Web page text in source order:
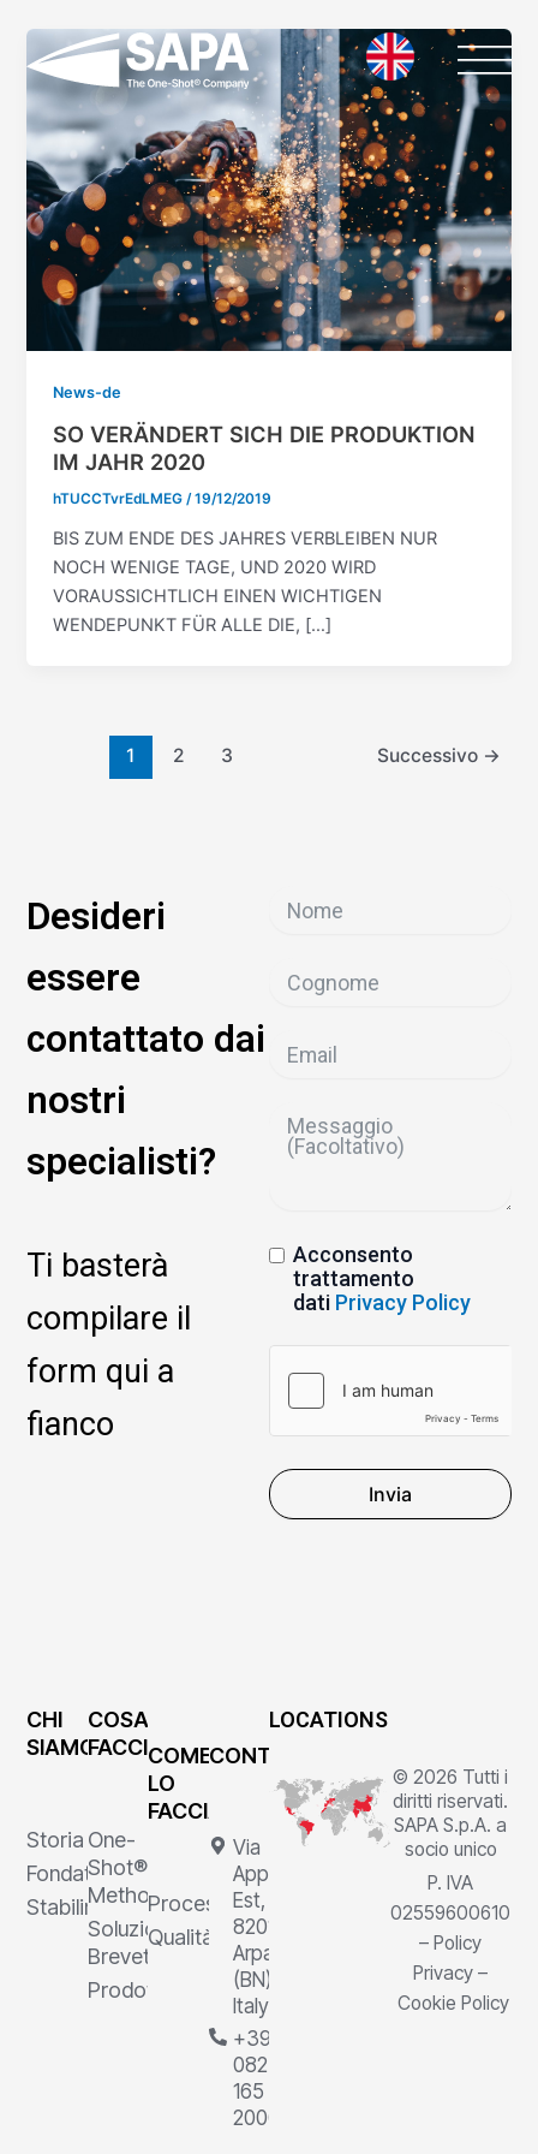
contenuto
News-de
SO VERÄNDERT SICH DIE PRODUKTION
IM JAHR 2020
hTUCCTvrEdLMEG /19/12/2019
BIS ZUM ENDE DES JAHRES VERBLEIBEN NUR
NOCH WENIGE TAGE, UND 2020 WIRD
VORAUSSICHTLICH EINEN WICHTIGEN
WENDEPUNKT FÜR ALLE DIE, […]
1 2 3 Successivo →
Desideri
essere
contattato dai
nostri
specialisti?
Ti basterà
compilare il
form qui a
fianco
Acconsento
trattamento
dati Privacy Policy
Invia
CHI
SIAMO
Storia
Fondatore
Stabilimenti
COSA
FACCIAMO
One-
Shot®
Method
Soluzioni
Brevettate
Prodotti
COME
LO
FACCIAMO
Processi
Qualità
CONTATTI
Via
Appia
Est, 1,
82011
Arpaia
(BN),
Italy
+39
0823
165
2000
LOCATIONS
© 2026 Tutti i
diritti riservati.
SAPA S.p.A. a
socio unico
P. IVA
02559600610
–Policy
Privacy –
Cookie Policy